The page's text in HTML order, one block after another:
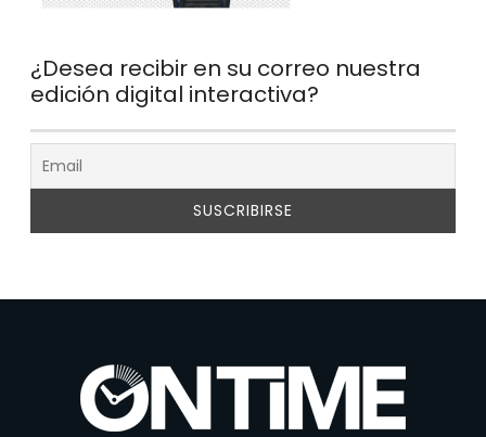
¿Desea recibir en su correo nuestra
edición digital interactiva?